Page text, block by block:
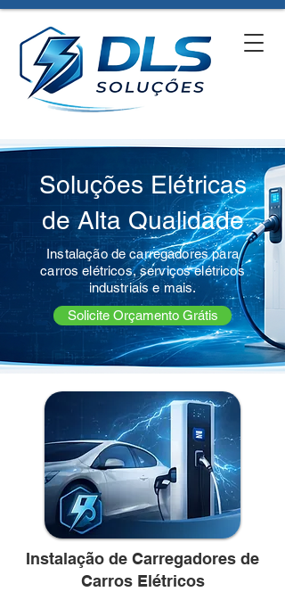
Soluções Elétricas
de Alta Qualidade
Instalação de carregadores para
carros elétricos, serviços elétricos
industriais e mais.
Solicite Orçamento Grátis
Instalação de Carregadores de
Carros Elétricos